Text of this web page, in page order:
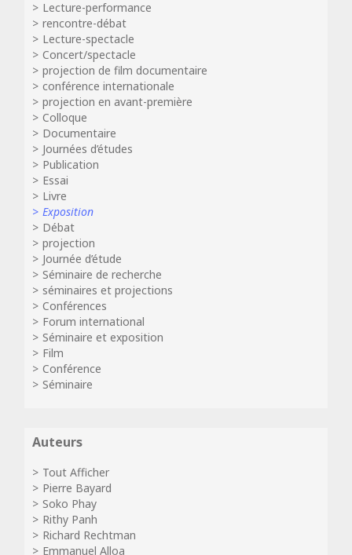
Lecture-performance
rencontre-débat
Lecture-spectacle
Concert/spectacle
projection de film documentaire
conférence internationale
projection en avant-première
Colloque
Documentaire
Journées d’études
Publication
Essai
Livre
Exposition
Débat
projection
Journée d’étude
Séminaire de recherche
séminaires et projections
Conférences
Forum international
Séminaire et exposition
Film
Conférence
Séminaire
Auteurs
Tout Afficher
Pierre Bayard
Soko Phay
Rithy Panh
Richard Rechtman
Emmanuel Alloa